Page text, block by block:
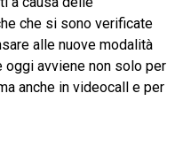
che si sono verificate
alle nuove modalità
avviene non solo per
anche in videocall e per